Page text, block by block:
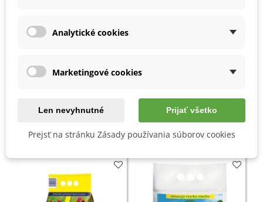
priamo von. Klíčenie trvá 11 - 12 dní, ideálna teplota je
10 - 15 °C. Semienka vysievame do hĺbky 1 cm.
Detaily produktu
MOHLI BYSTE EŠTE POTREBOVAŤ
Analytické cookies
Marketingové cookies
Len nevyhnutné Prijať všetko
Prejsť na stránku Zásady používania súborov cookies